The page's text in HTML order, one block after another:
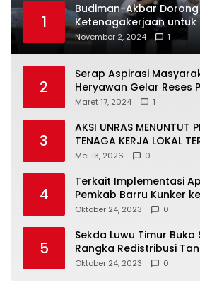
1
Budiman-Akbar
Ketenagakerjaan untuk
Timur, Juru Bicara: Ini
November 2, 2024 1
2
Serap Aspirasi
Heryawan Gelar Reses
Maret 17, 2024 1
3
AKSI UNRAS MENUNTUT
TENAGA KERJA LOKAL
NUGRAHA LESTARI
Mei 13, 2026 0
4
Terkait Implementasi
Pemkab Barru Kunker
Oktober 24, 2023 0
5
Sekda Luwu Timur Buka
Rangka Redistribusi
Oktober 24, 2023 0